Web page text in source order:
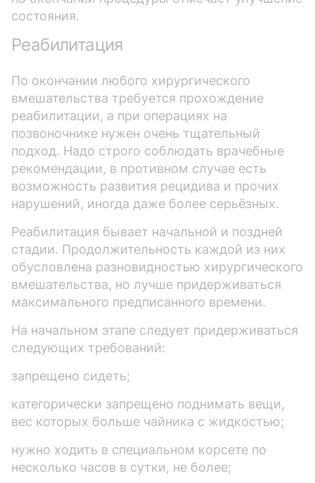
состояния.
Реабилитация
По окончании любого хирургического
вмешательства требуется прохождение
реабилитации, а при операциях на
позвоночнике нужен очень тщательный
подход. Надо строго соблюдать врачебные
рекомендации, в противном случае есть
возможность развития рецидива и прочих
нарушений, иногда даже более серьёзных.
Реабилитация бывает начальной и поздней
стадии. Продолжительность каждой из них
обусловлена разновидностью хирургического
вмешательства, но лучше придерживаться
максимального предписанного времени.
На начальном этапе следует придерживаться
следующих требований:
запрещено сидеть;
категорически запрещено поднимать вещи,
вес которых больше чайника с жидкостью;
нужно ходить в специальном корсете по
несколько часов в сутки, не более;